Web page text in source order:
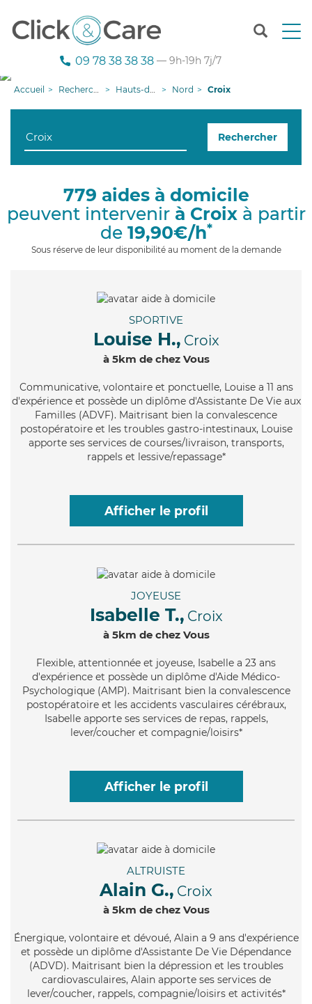
T
n
g
i
09 78 38 38 38 — 9h-19h 7j/7
Accueil Recherche aide à domicile Hauts-de-France Nord Croix
Rechercher
779 aides à domicile
peuvent intervenir à Croixà partir
de 19,90€/h*
Sous réserve de leur disponibilité au moment de la demande
SPORTIVE
Louise H., Croix
à 5km de chez Vous
Communicative, volontaire et ponctuelle, Louise a 11 ans
d'expérience et possède un diplôme d'Assistante De Vie aux
Familles (ADVF). Maitrisant bien la convalescence
postopératoire et les troubles gastro-intestinaux, Louise
apporte ses services de courses/livraison, transports,
rappels et lessive/repassage*
Afficher le profil
JOYEUSE
Isabelle T., Croix
à 5km de chez Vous
Flexible, attentionnée et joyeuse, Isabelle a 23 ans
d'expérience et possède un diplôme d'Aide Médico-
Psychologique (AMP). Maitrisant bien la convalescence
postopératoire et les accidents vasculaires cérébraux,
Isabelle apporte ses services de repas, rappels,
lever/coucher et compagnie/loisirs*
Afficher le profil
ALTRUISTE
Alain G., Croix
à 5km de chez Vous
Énergique, volontaire et dévoué, Alain a 9 ans d'expérience
et possède un diplôme d'Assistante De Vie Dépendance
(ADVD). Maitrisant bien la dépression et les troubles
cardiovasculaires, Alain apporte ses services de
lever/coucher, rappels, compagnie/loisirs et activités*